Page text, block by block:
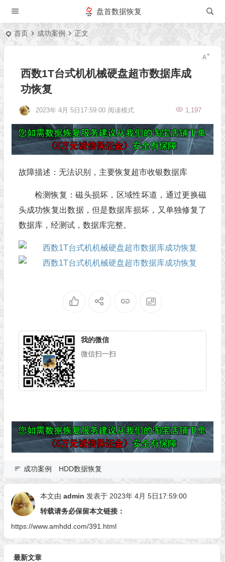
盘首数据恢复
首页 成功案例 正文
西数1T台式机机械硬盘超市数据库成
功恢复
2023年 4月 5日17:59:00 1,197
阅读模式
故障描述：无法识别，主要恢复超市收银数据库
检测恢复：磁头损坏，区域性坏道，通过更换磁
头成功恢复出数据，但是数据库损坏，又单独修复了
数据库，经测试，数据库完整。
我的微信
微信扫一扫
成功案例 HDD数据恢复
本文由 admin 发表于 2023年 4月 5日17:59:00
转载请务必保留本文链接：
https://www.amhdd.com/391.html
最新文章